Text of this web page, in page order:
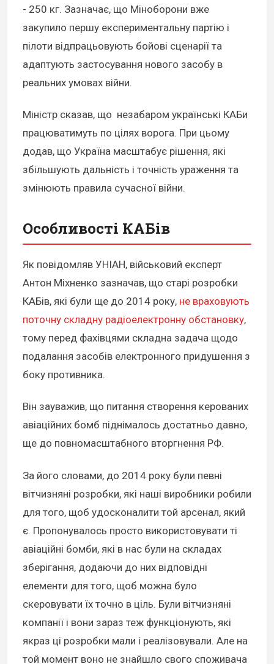
- 250 кг. Зазначає, що Міноборони вже
закупило першу експериментальну партію і
пілоти відпрацьовують бойові сценарії та
адаптують застосування нового засобу в
реальних умовах війни.
Міністр сказав, що незабаром українські КАБи
працюватимуть по цілях ворога. При цьому
додав, що Україна масштабує рішення, які
збільшують дальність і точність ураження та
змінюють правила сучасної війни.
Особливості КАБів
Як повідомляв УНІАН, військовий експерт
Антон Міхненко зазначав, що старі розробки
КАБів, які були ще до 2014 року, не враховують
поточну складну радіоелектронну обстановку,
тому перед фахівцями складна задача щодо
подалання засобів електронного придушення з
боку противника.
Він зауважив, що питання створення керованих
авіаційних бомб піднімалось достатньо давно,
ще до повномасштабного вторгнення РФ.
За його словами, до 2014 року були певні
вітчизняні розробки, які наші виробники робили
для того, щоб удосконалити той арсенал, який
є. Пропонувалось просто використовувати ті
авіаційні бомби, які в нас були на складах
зберігання, додаючи до них відповідні
елементи для того, щоб можна було
скеровувати їх точно в ціль. Були вітчизняні
компанії і вони зараз теж функціонують, які
якраз ці розробки мали і реалізовували. Але на
той момент воно не знайшло свого споживача